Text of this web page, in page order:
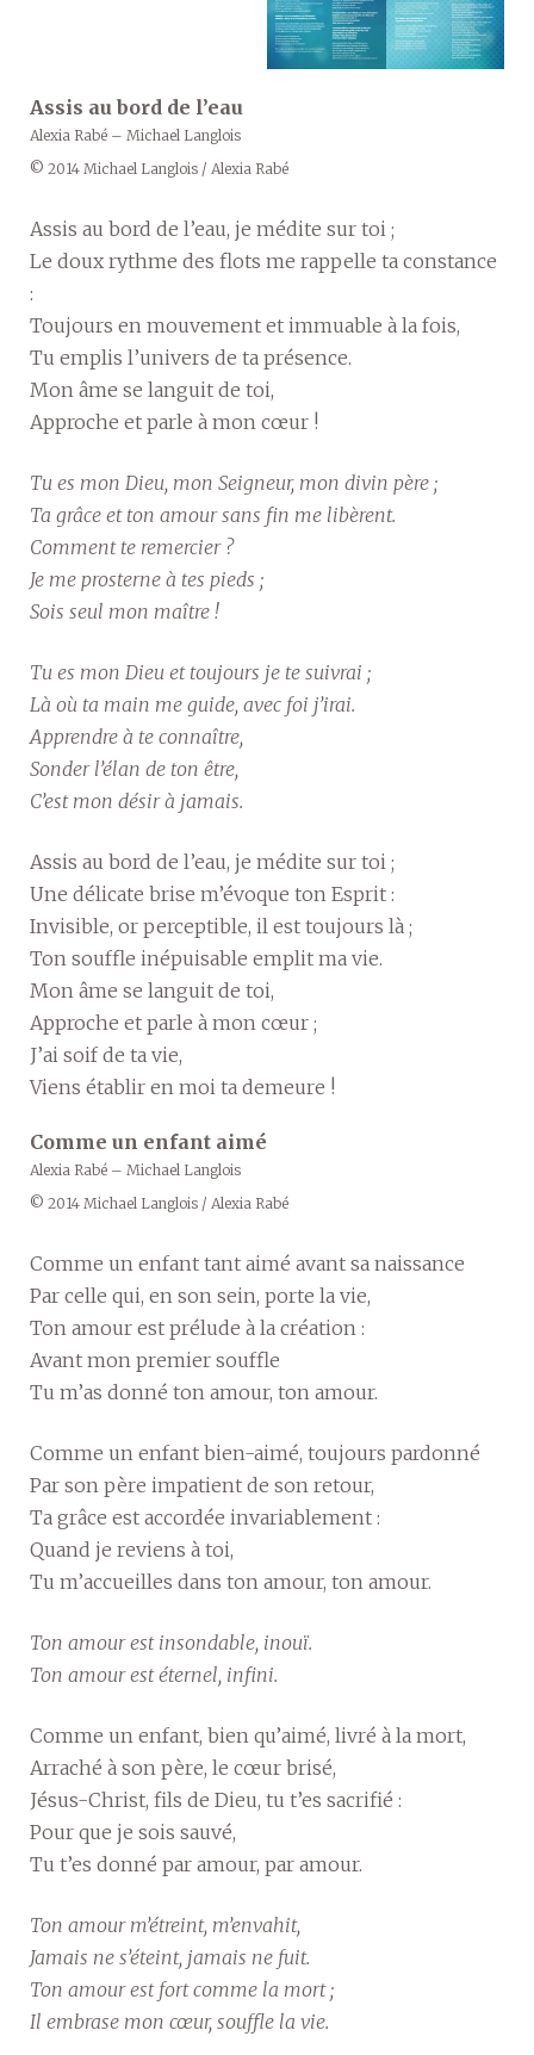
Assis au bord de l’eau
Alexia Rabé – Michael Langlois
© 2014 Michael Langlois / Alexia Rabé
Assis au bord de l’eau, je médite sur toi ;
Le doux rythme des flots me rappelle ta constance
:
Toujours en mouvement et immuable à la fois,
Tu emplis l’univers de ta présence.
Mon âme se languit de toi,
Approche et parle à mon cœur !
Tu es mon Dieu, mon Seigneur, mon divin père ;
Ta grâce et ton amour sans fin me libèrent.
Comment te remercier ?
Je me prosterne à tes pieds ;
Sois seul mon maître !
Tu es mon Dieu et toujours je te suivrai ;
Là où ta main me guide, avec foi j’irai.
Apprendre à te connaître,
Sonder l’élan de ton être,
C’est mon désir à jamais.
Assis au bord de l’eau, je médite sur toi ;
Une délicate brise m’évoque ton Esprit :
Invisible, or perceptible, il est toujours là ;
Ton souffle inépuisable emplit ma vie.
Mon âme se languit de toi,
Approche et parle à mon cœur ;
J’ai soif de ta vie,
Viens établir en moi ta demeure !
Comme un enfant aimé
Alexia Rabé – Michael Langlois
© 2014 Michael Langlois / Alexia Rabé
Comme un enfant tant aimé avant sa naissance
Par celle qui, en son sein, porte la vie,
Ton amour est prélude à la création :
Avant mon premier souffle
Tu m’as donné ton amour, ton amour.
Comme un enfant bien-aimé, toujours pardonné
Par son père impatient de son retour,
Ta grâce est accordée invariablement :
Quand je reviens à toi,
Tu m’accueilles dans ton amour, ton amour.
Ton amour est insondable, inouï.
Ton amour est éternel, infini.
Comme un enfant, bien qu’aimé, livré à la mort,
Arraché à son père, le cœur brisé,
Jésus-Christ, fils de Dieu, tu t’es sacrifié :
Pour que je sois sauvé,
Tu t’es donné par amour, par amour.
Ton amour m’étreint, m’envahit,
Jamais ne s’éteint, jamais ne fuit.
Ton amour est fort comme la mort ;
Il embrase mon cœur, souffle la vie.